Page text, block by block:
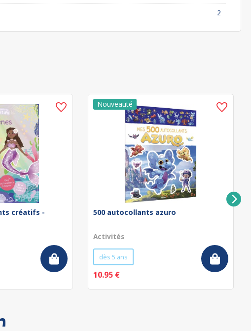
2
créatifs -
500 autocollants azuro
Activités
dès 5 ans
10.95 €